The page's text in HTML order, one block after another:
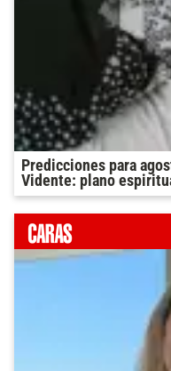
Predicciones para
Vidente: plano